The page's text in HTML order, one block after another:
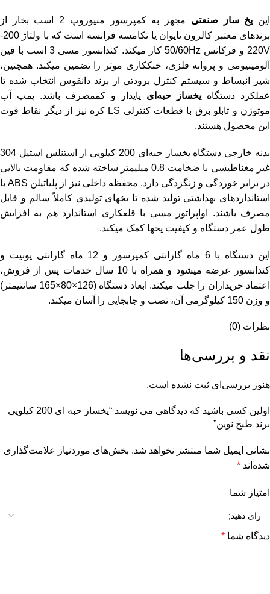
این یخ ساز صنعتی
مجهز به کمپرسور منیوروپ 2 اسب بخار از
برندهای معتبر کالرون تایوان یا تکامسه فرانسه است که با ولتاژ 200-
220V و فرکانس 50/60Hz کار میکند. کندانسور مسی 3 اسب با فین
آلومینیومی و پروانه فلزی، خنککاری موثر را تضمین میکند. همچنین،
شیر انبساط و سیستم کنترل برودتی از برند دانفوس انتخاب شده تا
عملکرد دستگاه یخساز حبه‌ای پایدار و کممصرف باشد. پمپ آب
موتوژن و تابلو برق با قطعات کنترلی LS کره نیز از دیگر نقاط قوت
این محصول هستند.
بدنه خارجی دستگاه یخساز حبه‌ای 200 کیلویی از استنلس استیل 304
غیر مغناطیسی با ضخامت 0.8 میلیمتر ساخته شده که مقاومت بالایی
در برابر خوردگی و زنگزدگی دارد. محفظه داخلی نیز از پلیاتیلن ABS با
استانداردهای بهداشتی تولید شده تا یخهای تولیدی کاملاً سالم و قابل
مصرف باشند. اواپراتور مسی با قلعکاری استاندارد هم به افزایش
طول عمر دستگاه و کیفیت یخها کمک میکند.
این دستگاه با 6 ماه گارانتی کمپرسور و 12 ماه گارانتی یونیت و
کندانسور عرضه میشود و همراه با 10 سال خدمات پس از فروش،
اعتماد خریداران را جلب میکند. ابعاد دستگاه (126×80×165 سانتیمتر)
و وزن 150 کیلوگرمی آن، نصب و جابجایی را آسان میکند.
نظرات (0)
نقد و بررسی‌ها
هنوز بررسی‌ای ثبت نشده است.
اولین کسی باشید که دیدگاهی می نویسد “یخساز حبه ای 200 کیلویی
برند طبخ نوین”
نشانی ایمیل شما منتشر نخواهد شد. بخش‌های موردنیاز علامت‌گذاری
شده‌اند *
امتیاز شما
دیدگاه شما *